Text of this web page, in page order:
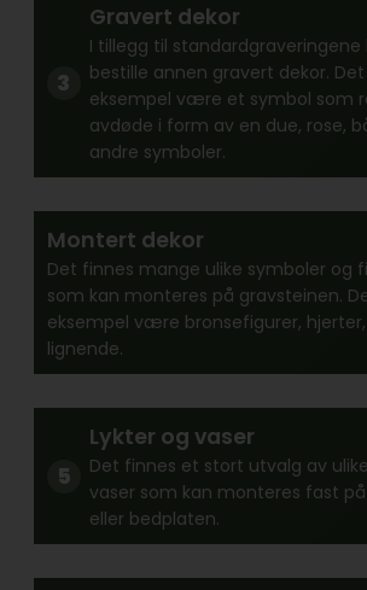
Gravert dekor
I tillegg til
bestille annen gravert dekor.
eksempel være et symbol som
avdøde i form av en due, rose,
andre symboler.
Montert dekor
Det finnes mange ulike symboler og
som kan monteres på gravsteinen.
eksempel være bronsefigurer, hjerter,
lignende.
Lykter og vaser
Det finnes et stort utvalg av
vaser som kan monteres fast
eller bedplaten.